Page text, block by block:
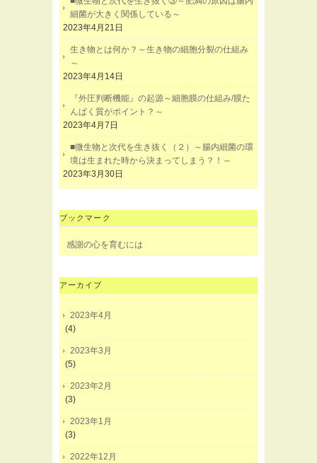
細菌が大きく関係している～
2023年4月21日
生き物とは何か？～生き物の細胞分裂の仕組み
～
2023年4月14日
『外圧判断機能』の起源～細胞膜の仕組み/膜た
んぱく質がポイント？～
2023年4月7日
■微生物と次代を生き抜く（２）～腸内細菌の環
境は生まれた時から決まってしまう？！～
2023年3月30日
ブックマーク
感謝の心を育むには
アーカイブ
2023年4月
(4)
2023年3月
(5)
2023年2月
(3)
2023年1月
(3)
2022年12月